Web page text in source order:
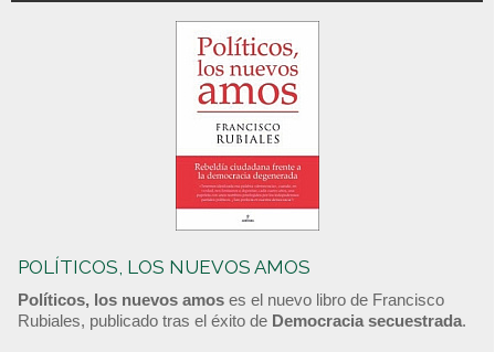
POLÍTICOS, LOS NUEVOS AMOS
Políticos, los nuevos amos es el nuevo libro de Francisco
Rubiales, publicado tras el éxito de Democracia secuestrada.